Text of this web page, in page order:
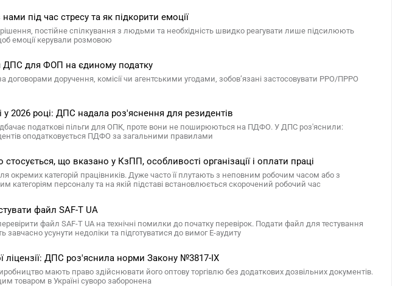
під час стресу та як підкорити емоції
рішення, постійне спілкування з людьми та необхідність швидко реагувати лише підсилюють
емоції керували розмовою
ДПС для ФОП на єдиному податку
доручення, комісії чи агентськими угодами, зобов’язані застосовувати РРО/ПРРО
2026 році: ДПС надала роз'яснення для резидентів
податкові пільги для ОПК, проте вони не поширюються на ПДФО. У ДПС роз'яснили:
оподатковується ПДФО за загальними правилами
що вказано у КзПП, особливості організації і оплати праці
окремих категорій працівників. Дуже часто її плутають з неповним робочим часом або з
персоналу та на якій підставі встановлюється скорочений робочий час
файл SAF-T UA
файл SAF-T UA на технічні помилки до початку перевірок. Подати файл для тестування
усунути недоліки та підготуватися до вимог Е-аудиту
ліцензії: ДПС роз'яснила норми Закону №3817-IX
мають право здійснювати його оптову торгівлю без додаткових дозвільних документів.
товаром в Україні суворо заборонена